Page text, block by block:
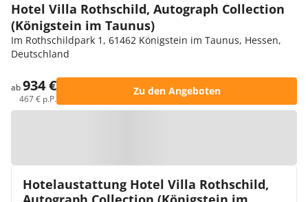
Hotel Villa Rothschild, Autograph Collection
(Königstein im Taunus)
Im Rothschildpark 1, 61462 Königstein im Taunus, Hessen,
Deutschland
ab934 €
467 € p.P.
Zu den Angeboten
Hotelaustattung Hotel Villa Rothschild,